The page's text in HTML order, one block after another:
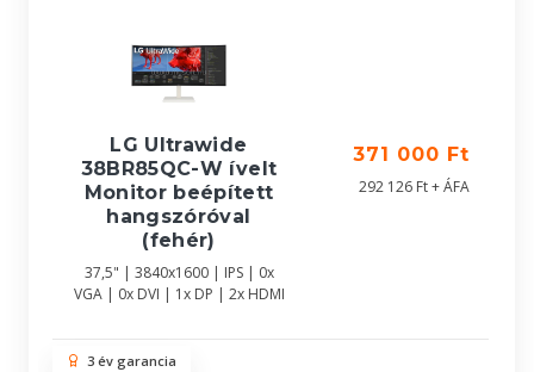
LG Ultrawide
38BR85QC-W ívelt
Monitor beépített
hangszóróval
(fehér)
37,5" | 3840x1600 | IPS | 0x
VGA | 0x DVI | 1x DP | 2x HDMI
371 000 Ft
292 126 Ft + ÁFA
3 év garancia